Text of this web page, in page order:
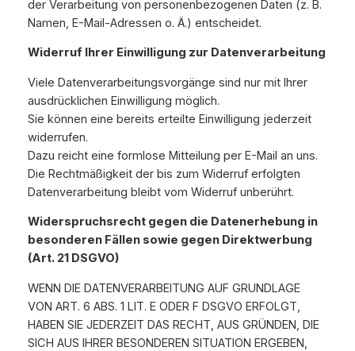
der Verarbeitung von personenbezogenen Daten (z. B.
Namen, E-Mail-Adressen o. Ä.) entscheidet.
Widerruf Ihrer Einwilligung zur Datenverarbeitung
Viele Datenverarbeitungsvorgänge sind nur mit Ihrer
ausdrücklichen Einwilligung möglich.
Sie können eine bereits erteilte Einwilligung jederzeit
widerrufen.
Dazu reicht eine formlose Mitteilung per E-Mail an uns.
Die Rechtmäßigkeit der bis zum Widerruf erfolgten
Datenverarbeitung bleibt vom Widerruf unberührt.
Widerspruchsrecht gegen die Datenerhebung in
besonderen Fällen sowie gegen Direktwerbung
(Art. 21 DSGVO)
WENN DIE DATENVERARBEITUNG AUF GRUNDLAGE
VON ART. 6 ABS. 1 LIT. E ODER F DSGVO ERFOLGT,
HABEN SIE JEDERZEIT DAS RECHT, AUS GRÜNDEN, DIE
SICH AUS IHRER BESONDEREN SITUATION ERGEBEN,